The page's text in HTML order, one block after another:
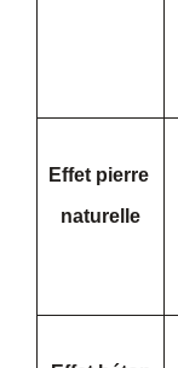
Effet pierre
naturelle